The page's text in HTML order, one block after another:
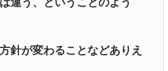
違う、ということのよう
針が変わることなどありえ